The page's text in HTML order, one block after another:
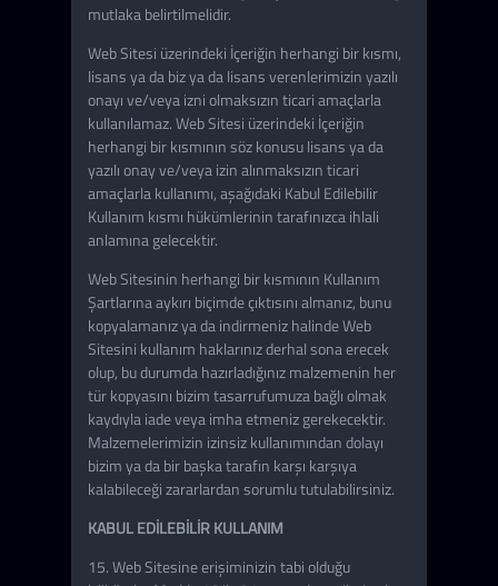
mutlaka belirtilmelidir.
Web Sitesi üzerindeki İçeriğin herhangi bir kısmı,
lisans ya da biz ya da lisans verenlerimizin yazılı
onayı ve/veya izni olmaksızın ticari amaçlarla
kullanılamaz. Web Sitesi üzerindeki İçeriğin
herhangi bir kısmının söz konusu lisans ya da
yazılı onay ve/veya izin alınmaksızın ticari
amaçlarla kullanımı, aşağıdaki Kabul Edilebilir
Kullanım kısmı hükümlerinin tarafınızca ihlali
anlamına gelecektir.
Web Sitesinin herhangi bir kısmının Kullanım
Şartlarına aykırı biçimde çıktısını almanız, bunu
kopyalamanız ya da indirmeniz halinde Web
Sitesini kullanım haklarınız derhal sona erecek
olup, bu durumda hazırladığınız malzemenin her
tür kopyasını bizim tasarrufumuza bağlı olmak
kaydıyla iade veya imha etmeniz gerekecektir.
Malzemelerimizin izinsiz kullanımından dolayı
bizim ya da bir başka tarafın karşı karşıya
kalabileceği zararlardan sorumlu tutulabilirsiniz.
KABUL EDİLEBİLİR KULLANIM
15. Web Sitesine erişiminizin tabi olduğu